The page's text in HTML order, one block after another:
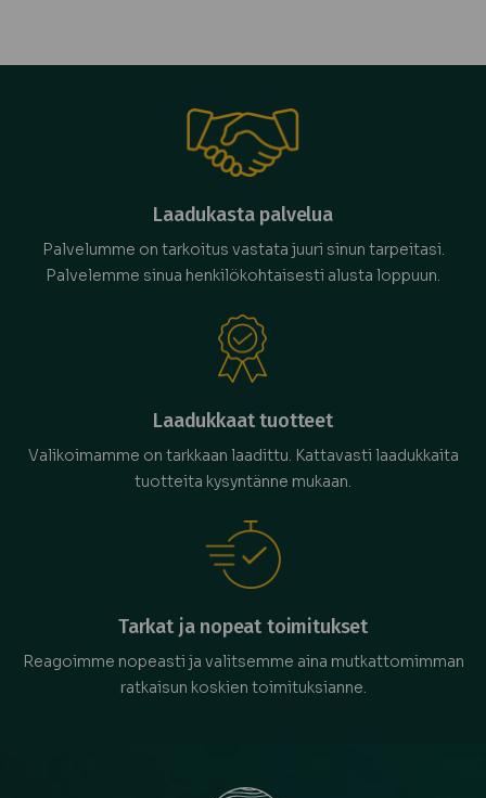
Laadukasta palvelua
Palvelumme on tarkoitus vastata juuri sinun tarpeitasi.
Palvelemme sinua henkilökohtaisesti alusta loppuun.
Laadukkaat tuotteet
Valikoimamme on tarkkaan laadittu. Kattavasti laadukkaita
tuotteita kysyntänne mukaan.
Tarkat ja nopeat toimitukset
Reagoimme nopeasti ja valitsemme aina mutkattomimman
ratkaisun koskien toimituksianne.